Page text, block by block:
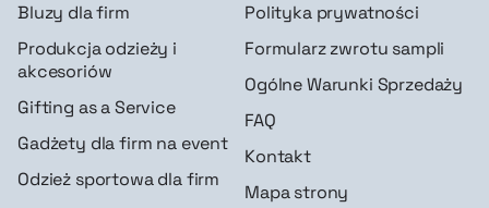
Bluzy dla firm
Produkcja odzieży i
akcesoriów
Gifting as a Service
Gadżety dla firm na event
Odzież sportowa dla firm
Polityka prywatności
Formularz zwrotu sampli
Ogólne Warunki Sprzedaży
FAQ
Kontakt
Mapa strony